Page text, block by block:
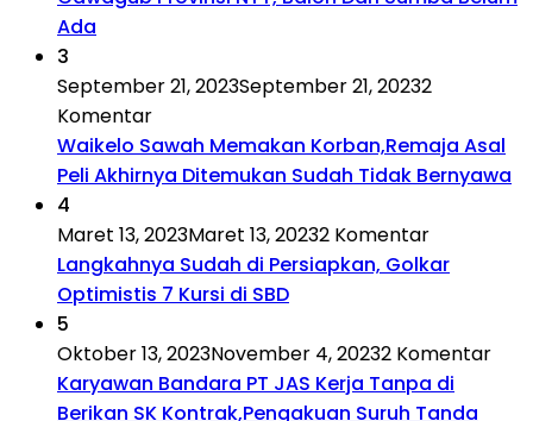
Ada
3
September 21, 2023September 21, 20232
Komentar
Waikelo Sawah Memakan Korban,Remaja Asal
Peli Akhirnya Ditemukan Sudah Tidak Bernyawa
4
Maret 13, 2023Maret 13, 20232 Komentar
Langkahnya Sudah di Persiapkan, Golkar
Optimistis 7 Kursi di SBD
5
Oktober 13, 2023November 4, 20232 Komentar
Karyawan Bandara PT JAS Kerja Tanpa di
Berikan SK Kontrak,Pengakuan Suruh Tanda